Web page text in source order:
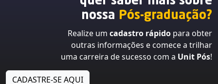
nossa Pós-graduação?
Realize um cadastro rápido para obter
outras informações e comece a trilhar
uma carreira de sucesso com a Unit Pós!
CADASTRE-SE AQUI